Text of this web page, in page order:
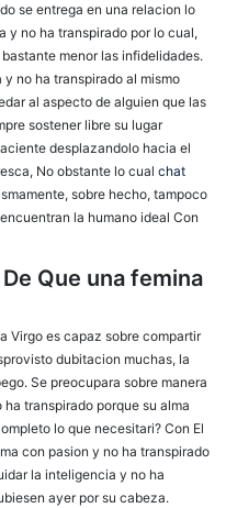
se entrega en una relacion lo
y no ha transpirado por lo cual,
menor las infidelidades.
no ha transpirado al mismo
al aspecto de alguien que las
sostener libre su lugar
desplazandolo hacia el
No obstante lo cual chat
sobre hecho, tampoco
la humano ideal Con
Que una femina
Virgo es capaz sobre compartir
dubitacion muchas, la
Se preocupara sobre manera
transpirado porque su alma
lo que necesitari? Con El
con pasion y no ha transpirado
la inteligencia y no ha
ayer por su cabeza.